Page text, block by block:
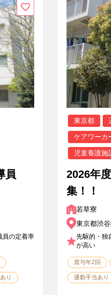
員
員の定着率
り
東京都
ケアワーカ
児童養護施
2026年
集！！
若草寮
東京都渋
先駆的・独
が高い
賞与年2回
通勤手当あり